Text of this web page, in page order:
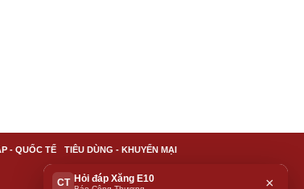
- QUỐC TẾ TIÊU DÙNG - KHUYẾN MẠI
CT Hỏi đáp Xăng E10 ×